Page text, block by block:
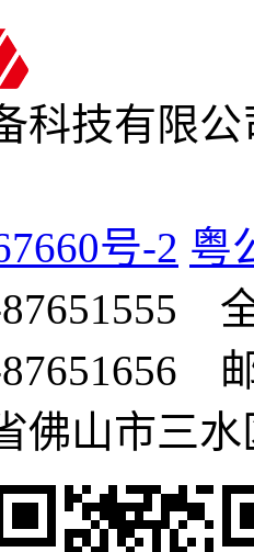
科技有限
号-2 粤
87651555
佛山市三